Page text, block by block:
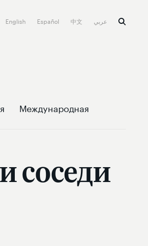
English Español 中文
Международная
соседи